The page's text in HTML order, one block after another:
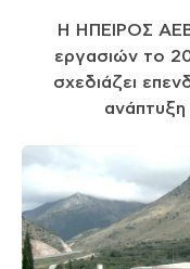
Η ΗΠΕΙΡΟΣ
εργασιών το
σχεδιάζει